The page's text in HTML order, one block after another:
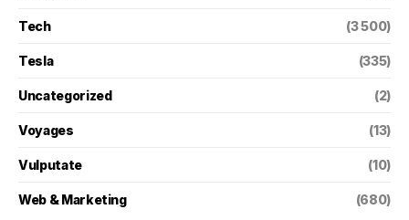
Tech (3 500)
Tesla (335)
Uncategorized (2)
Voyages (13)
Vulputate (10)
Web & Marketing (680)